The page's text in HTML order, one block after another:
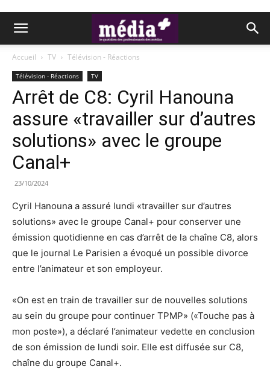
Accueil TV Télévision - Réactions
Télévision - Réactions TV
Arrêt de C8: Cyril Hanouna
assure «travailler sur d’autres
solutions» avec le groupe
Canal+
23/10/2024
Cyril Hanouna a assuré lundi «travailler sur d’autres
solutions» avec le groupe Canal+ pour conserver une
émission quotidienne en cas d’arrêt de la chaîne C8, alors
que le journal Le Parisien a évoqué un possible divorce
entre l’animateur et son employeur.
«On est en train de travailler sur de nouvelles solutions
au sein du groupe pour continuer TPMP» («Touche pas à
mon poste»), a déclaré l’animateur vedette en conclusion
de son émission de lundi soir. Elle est diffusée sur C8,
chaîne du groupe Canal+.